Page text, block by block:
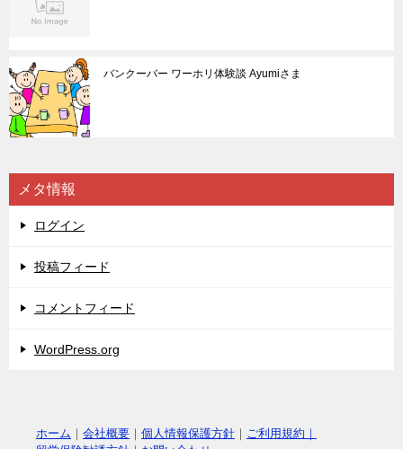
バンクーバー ワーホリ体験談 Ayumiさま
メタ情報
ログイン
投稿フィード
コメントフィード
WordPress.org
ホーム ｜ 会社概要 ｜ 個人情報保護方針 ｜ ご利用規約｜